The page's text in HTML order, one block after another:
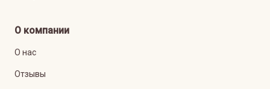
О компании
О нас
Отзывы